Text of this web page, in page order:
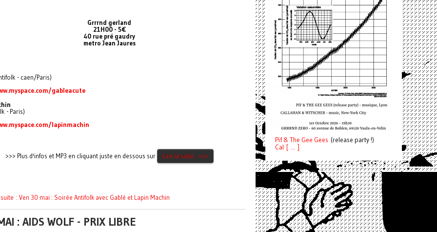
Grrrnd gerland
21H00 - 5€
40 rue pré gaudry
metro Jean Jaures
- caen/Paris)
gableacute
- Paris)
lapinmachin
>>> Plus d'infos et MP3 en cliquant juste en dessous sur Lire la suite...>>>
: Ven 30 mai : Soirée Antifolk avec Gablé et Lapin Machin
: AIDS WOLF - PRIX LIBRE
Pif& The Gee Gees (release party !)
Cal [ ... ]